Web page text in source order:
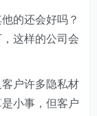
的还会好吗？
这样的公司会
户许多隐私材
小事，但客户